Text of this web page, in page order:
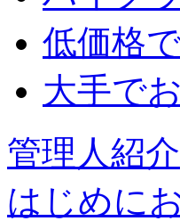
低価格
大手で
管理人紹介
はじめに